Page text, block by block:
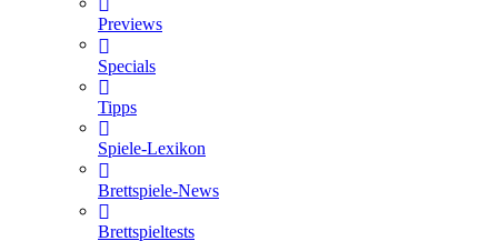
Previews
Specials
Tipps
Spiele-Lexikon
Brettspiele-News
Brettspieltests